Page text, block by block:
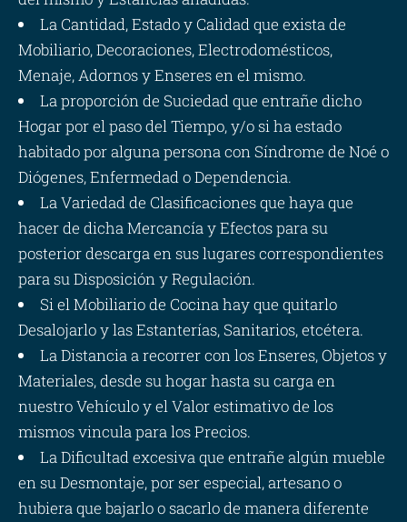
La Cantidad, Estado y Calidad que exista de
Mobiliario, Decoraciones, Electrodomésticos,
Menaje, Adornos y Enseres en el mismo.
La proporción de Suciedad que entrañe dicho
Hogar por el paso del Tiempo, y/o si ha estado
habitado por alguna persona con Síndrome de Noé o
Diógenes, Enfermedad o Dependencia.
La Variedad de Clasificaciones que haya que
hacer de dicha Mercancía y Efectos para su
posterior descarga en sus lugares correspondientes
para su Disposición y Regulación.
Si el Mobiliario de Cocina hay que quitarlo
Desalojarlo y las Estanterías, Sanitarios, etcétera.
La Distancia a recorrer con los Enseres, Objetos y
Materiales, desde su hogar hasta su carga en
nuestro Vehículo y el Valor estimativo de los
mismos vincula para los Precios.
La Dificultad excesiva que entrañe algún mueble
en su Desmontaje, por ser especial, artesano o
hubiera que bajarlo o sacarlo de manera diferente